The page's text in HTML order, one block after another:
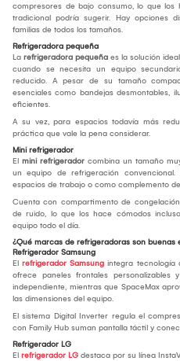
compresores de bajo consumo, lo que
tradicional podría sugerir. Hay opciones
familias de todos los tamaños.
Refrigeradora pequeña
La refrigeradora pequeña es la solución
cuando se necesita un equipo
reducido. A pesar de su tamaño
esenciales como bandejas desmontables,
eficientes.
A su vez, para espacios todavía más
práctica que vale la pena considerar.
Mini refrigerador
El mini refrigerador combina un tamaño
un equipo de refrigeración
espacios de trabajo o como complemento
Cuenta con compartimento de
de ruido, lo que los hace cómodos
equipo todo el día.
¿Qué marcas de refrigeradoras son buenas
Refrigerador Samsung
El refrigerador Samsung integra tecnología
ofrece paneles frontales
independiente, mientras que SpaceMax
las dimensiones del equipo.
El sistema Digital Inverter regula el
con Family Hub suman pantalla táctil y
Refrigerador LG
El refrigerador LG destaca por su línea